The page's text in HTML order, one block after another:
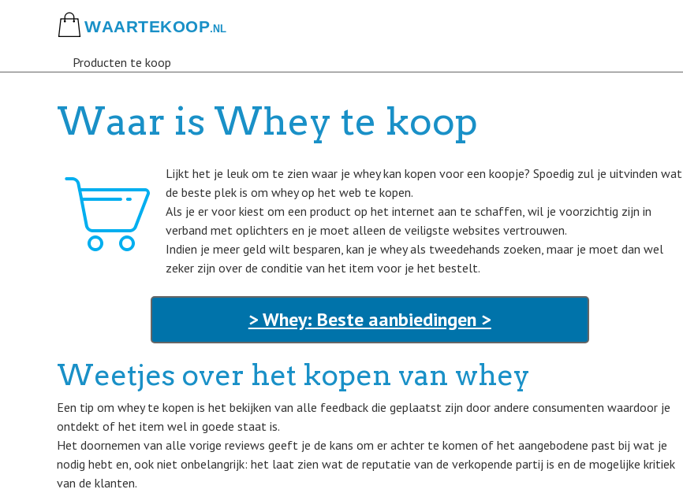
Producten te koop
Waar is Whey te koop
Lijkt het je leuk om te zien waar je whey kan kopen voor een koopje? Spoedig zul je uitvinden wat
de beste plek is om whey op het web te kopen.
Als je er voor kiest om een product op het internet aan te schaffen, wil je voorzichtig zijn in
verband met oplichters en je moet alleen de veiligste websites vertrouwen.
Indien je meer geld wilt besparen, kan je whey als tweedehands zoeken, maar je moet dan wel
zeker zijn over de conditie van het item voor je het bestelt.
> Whey: Beste aanbiedingen >
Weetjes over het kopen van whey
Een tip om whey te kopen is het bekijken van alle feedback die geplaatst zijn door andere consumenten waardoor je
ontdekt of het item wel in goede staat is.
Het doornemen van alle vorige reviews geeft je de kans om er achter te komen of het aangebodene past bij wat je
nodig hebt en, ook niet onbelangrijk: het laat zien wat de reputatie van de verkopende partij is en de mogelijke kritiek
van de klanten.